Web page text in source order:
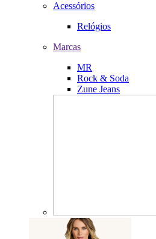
Acessórios
Relógios
Marcas
MR
Rock & Soda
Zune Jeans